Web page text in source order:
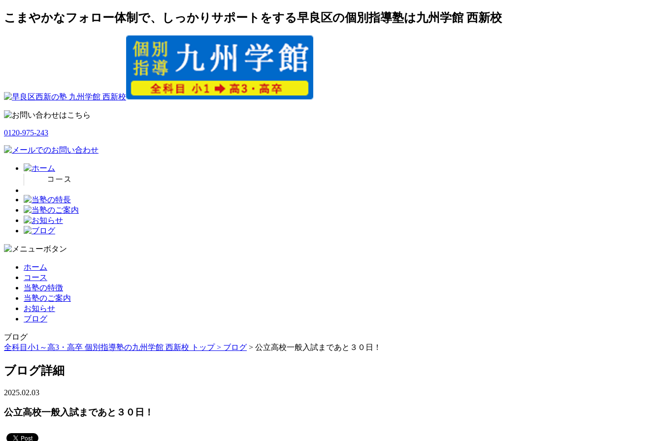
こまやかなフォロー体制で、しっかりサポートをする早良区の個別指導塾は九州学館 西新校
0120-975-243
ホーム
コース
当塾の特徴
当塾のご案内
お知らせ
ブログ
ブログ
全科目小1～高3・高卒 個別指導塾の九州学館 西新校 トップ > ブログ > 公立高校一般入試まであと３０日！
ブログ詳細
2025.02.03
公立高校一般入試まであと３０日！